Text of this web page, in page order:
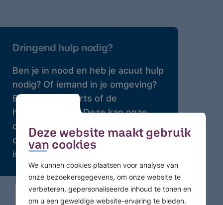
Deze website maakt gebruik
van cookies
We kunnen cookies plaatsen voor analyse van
onze bezoekersgegevens, om onze website te
verbeteren, gepersonaliseerde inhoud te tonen en
om u een geweldige website-ervaring te bieden.
Dringend hulp nodig?
Ben je in nood en heb je acuut hulp
nodig? Of iemand in je omgeving?
Bel dan je huisarts of de
huisartsenpost. Deze kan onze
crisisdienst bellen waar 24 uur per
dag professionele hulp beschikbaar
is.